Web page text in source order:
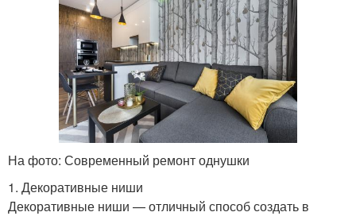
На фото: Современный ремонт однушки
1. Декоративные ниши
Декоративные ниши — отличный способ создать в